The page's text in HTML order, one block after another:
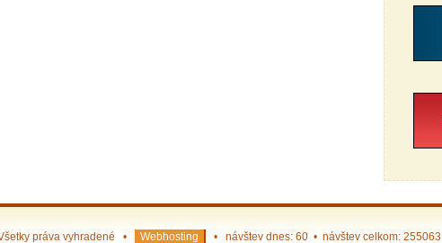
práva vyhradené • Webhosting • návštev dnes: 60 • návštev celkom: 255063